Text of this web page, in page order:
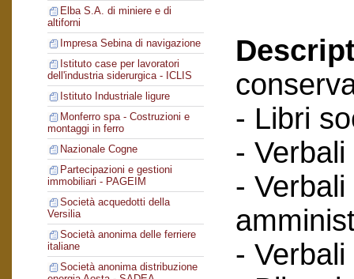
Elba S.A. di miniere e di
altiforni
Impresa Sebina di navigazione
Istituto case per lavoratori
dell'industria siderurgica - ICLIS
Istituto Industriale ligure
Monferro spa - Costruzioni e
montaggi in ferro
Nazionale Cogne
Partecipazioni e gestioni
immobiliari - PAGEIM
Società acquedotti della
Versilia
Società anonima delle ferriere
italiane
Società anonima distribuzione
- Libri
-
-
-